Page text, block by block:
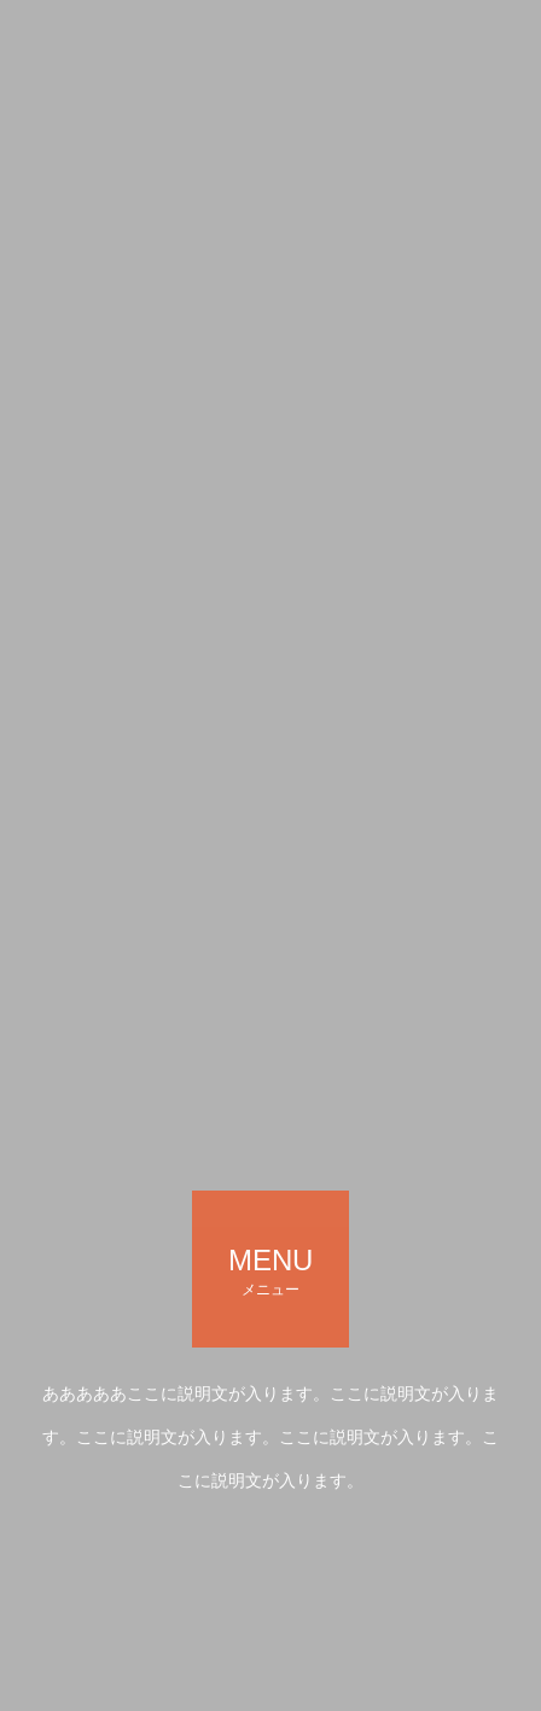
MENU
メニュー
あああああここに説明文が入ります。ここに説明文が入りま
す。ここに説明文が入ります。ここに説明文が入ります。こ
こに説明文が入ります。